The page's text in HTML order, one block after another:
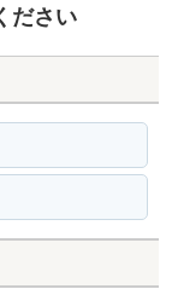
ださい